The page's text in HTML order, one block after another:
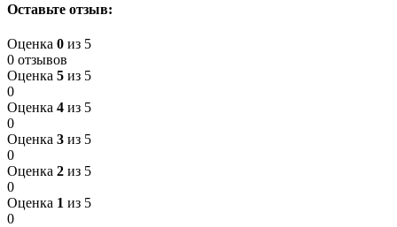
Оставьте отзыв:
Оценка 0 из 5
0 отзывов
Оценка 5 из 5
0
Оценка 4 из 5
0
Оценка 3 из 5
0
Оценка 2 из 5
0
Оценка 1 из 5
0